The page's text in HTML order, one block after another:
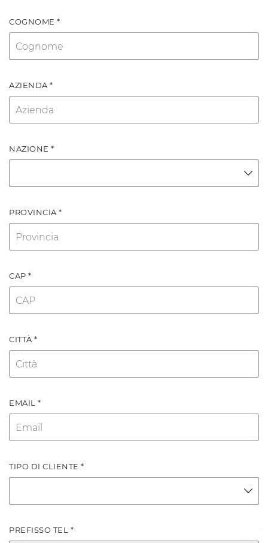
COGNOME *
AZIENDA *
NAZIONE *
PROVINCIA *
CAP *
CITTÀ *
EMAIL *
TIPO DI CLIENTE *
PREFISSO TEL *